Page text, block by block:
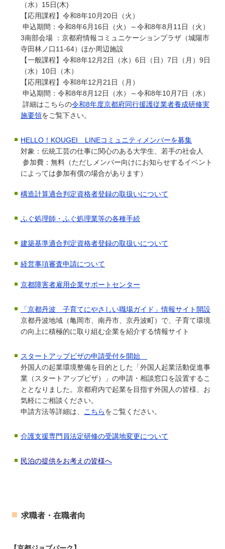
（水）15日(木)
【応用課程】令和8年10月20日（火）
申込期間：令和8年6月16日（火）～令和8年8月11日（火）
3南部会場 ：京都府情報コミュニケーションプラザ（城陽市
寺田林ノ口11-64）ほか周辺施設
【一般課程】令和8年12月2日（水）6日（日）7日（月）9日
（水）10日（木）
【応用課程】令和8年12月21日（月）
申込期間：令和8年8月12日（水）～令和8年10月7日（水）
詳細はこちらの令和8年度京都府同行援護従業者養成研修実
施要領をご覧下さい。
HELLO！KOUGEI LINEコミュニティメンバーを募集
対象：伝統工芸の仕事に関心のある大学生、若手の社会人
参加費：無料（ただしメンバー向けにお知らせするイベント
によっては参加有償の場合があります）
構造計算適合判定資格者登録の取扱いについて
ふぐ処理師・ふぐ処理業等の各種手続
建築基準適合判定資格者登録の取扱いについて
経営事項審査申請について
京都障害者雇用企業サポートセンター
「京都丹波 子育てにやさしい職場ガイド」情報サイト開設
京都丹波地域（亀岡市、南丹市、京丹波町）で、子育て環境
の向上に積極的に取り組む企業を紹介する情報サイト
スタートアップビザの申請受付を開始
外国人の起業環境整備を目的とした「外国人起業活動促進事
業（スタートアップビザ）」の申請・相談窓口を設置するこ
ととなりました。京都府内で起業を目指す外国人の皆様、お
気軽にご相談ください。
申請方法等詳細は、 こちらをご覧ください。
介護支援専門員法定研修の受講地変更について
民泊の提供をお考えの皆様へ
求職者・在職者向